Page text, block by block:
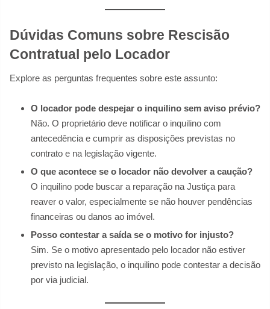
Dúvidas Comuns sobre Rescisão
Contratual pelo Locador
Explore as perguntas frequentes sobre este assunto:
O locador pode despejar o inquilino sem aviso prévio?
Não. O proprietário deve notificar o inquilino com
antecedência e cumprir as disposições previstas no
contrato e na legislação vigente.
O que acontece se o locador não devolver a caução?
O inquilino pode buscar a reparação na Justiça para
reaver o valor, especialmente se não houver pendências
financeiras ou danos ao imóvel.
Posso contestar a saída se o motivo for injusto?
Sim. Se o motivo apresentado pelo locador não estiver
previsto na legislação, o inquilino pode contestar a decisão
por via judicial.